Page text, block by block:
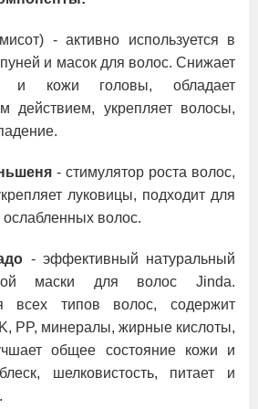
- активно используется в
и масок для волос. Снижает
и кожи головы, обладает
действием, укрепляет волосы,
- стимулятор роста волос,
луковицы, подходит для
ослабленных волос.
- эффективный натуральный
маски для волос Jinda.
всех типов волос, содержит
PP, минералы, жирные кислоты,
общее состояние кожи и
шелковистость, питает и